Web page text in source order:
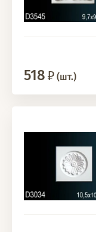
518 (шт.)